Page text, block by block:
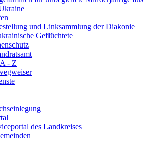
und Linksammlung der Diakonie
Geflüchtete
- Z
des Landkreises